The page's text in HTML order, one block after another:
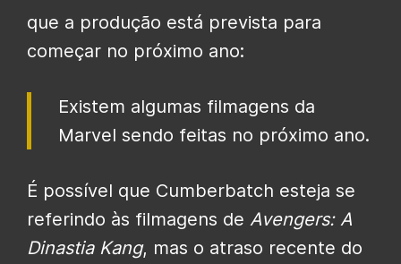
que a produção está prevista para
começar no próximo ano:
Existem algumas filmagens da
Marvel sendo feitas no próximo ano.
É possível que Cumberbatch esteja se
referindo às filmagens de Avengers: A
Dinastia Kang, mas o atraso recente do